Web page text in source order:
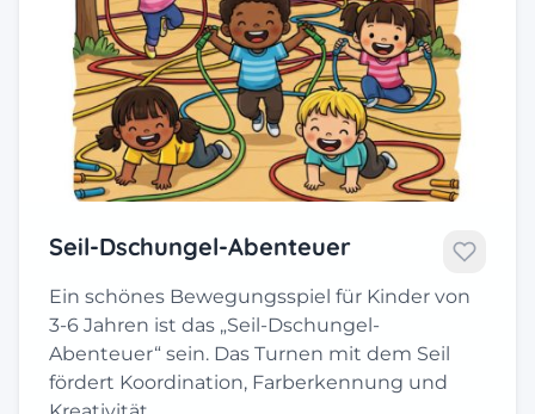
Seil-Dschungel-Abenteuer
Ein schönes Bewegungsspiel für Kinder von
3-6 Jahren ist das „Seil-Dschungel-
Abenteuer“ sein. Das Turnen mit dem Seil
fördert Koordination, Farberkennung und